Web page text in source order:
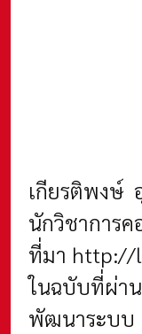
เกียรติพงษ์
นักวิชาการ
ที่มา http://
ในฉบับที่ผ่า
พัฒนาระบบ